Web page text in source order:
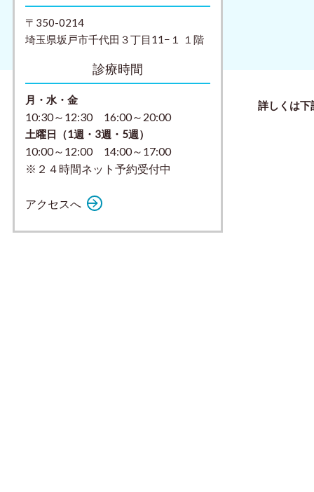
詳しくは下
〒350-0214
埼玉県坂戸市千代田３丁目11−１ １階
診療時間
月・水・金
10:30～12:30 16:00～20:00
土曜日（1週・3週・5週）
10:00～12:00 14:00～17:00
※２４時間ネット予約受付中
アクセスへ